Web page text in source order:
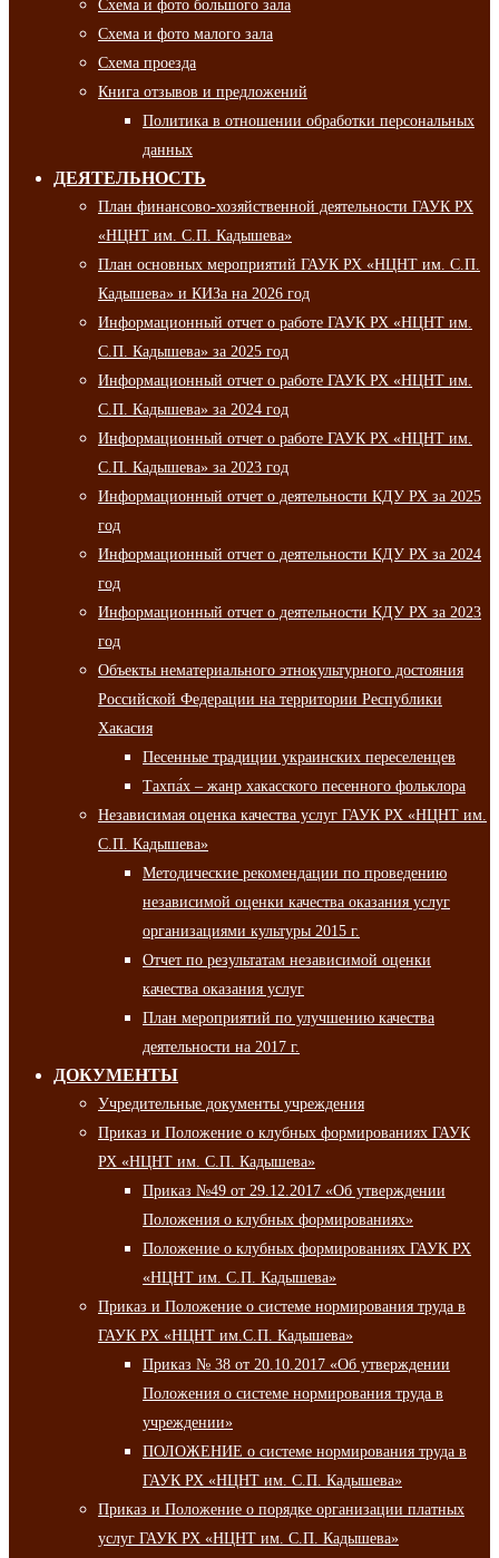
Схема и фото большого зала
Схема и фото малого зала
Схема проезда
Книга отзывов и предложений
Политика в отношении обработки персональных
данных
ДЕЯТЕЛЬНОСТЬ
План финансово-хозяйственной деятельности ГАУК РХ
«НЦНТ им. С.П. Кадышева»
План основных мероприятий ГАУК РХ «НЦНТ им. С.П.
Кадышева» и КИЗа на 2026 год
Информационный отчет о работе ГАУК РХ «НЦНТ им.
С.П. Кадышева» за 2025 год
Информационный отчет о работе ГАУК РХ «НЦНТ им.
С.П. Кадышева» за 2024 год
Информационный отчет о работе ГАУК РХ «НЦНТ им.
С.П. Кадышева» за 2023 год
Информационный отчет о деятельности КДУ РХ за 2025
год
Информационный отчет о деятельности КДУ РХ за 2024
год
Информационный отчет о деятельности КДУ РХ за 2023
год
Объекты нематериального этнокультурного достояния
Российской Федерации на территории Республики
Хакасия
Песенные традиции украинских переселенцев
Тахпа́х – жанр хакасского песенного фольклора
Независимая оценка качества услуг ГАУК РХ «НЦНТ им.
С.П. Кадышева»
Методические рекомендации по проведению
независимой оценки качества оказания услуг
организациями культуры 2015 г.
Отчет по результатам независимой оценки
качества оказания услуг
План мероприятий по улучшению качества
деятельности на 2017 г.
ДОКУМЕНТЫ
Учредительные документы учреждения
Приказ и Положение о клубных формированиях ГАУК
РХ «НЦНТ им. С.П. Кадышева»
Приказ №49 от 29.12.2017 «Об утверждении
Положения о клубных формированиях»
Положение о клубных формированиях ГАУК РХ
«НЦНТ им. С.П. Кадышева»
Приказ и Положение о системе нормирования труда в
ГАУК РХ «НЦНТ им.С.П. Кадышева»
Приказ № 38 от 20.10.2017 «Об утверждении
Положения о системе нормирования труда в
учреждении»
ПОЛОЖЕНИЕ о системе нормирования труда в
ГАУК РХ «НЦНТ им. С.П. Кадышева»
Приказ и Положение о порядке организации платных
услуг ГАУК РХ «НЦНТ им. С.П. Кадышева»